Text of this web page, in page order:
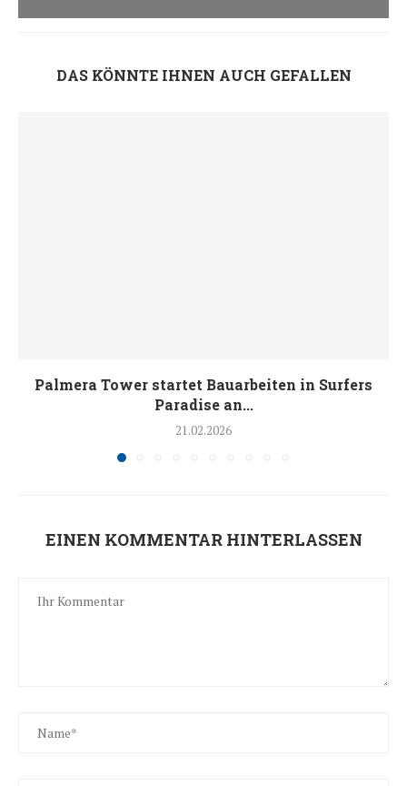
DAS KÖNNTE IHNEN AUCH GEFALLEN
Palmera Tower startet Bauarbeiten in Surfers
Paradise an...
21.02.2026
EINEN KOMMENTAR HINTERLASSEN